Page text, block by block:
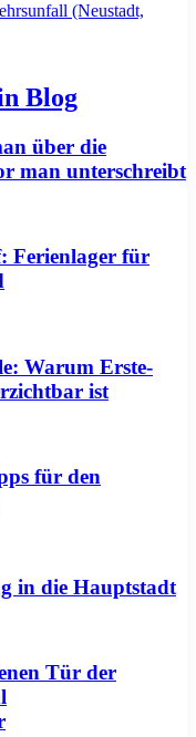
(Neustadt,
Blog
über die
man unterschreibt
Ferienlager für
Warum Erste-
ist
für den
in die Hauptstadt
Tür der